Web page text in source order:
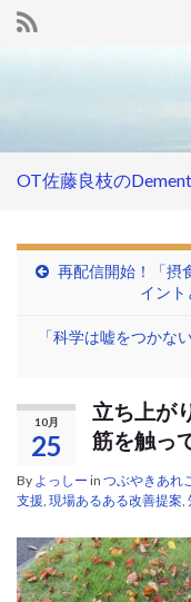
OT佐藤良枝の
再配信開始！「摂
イント
「科学は嘘をつかな
10月
25
立ち上が
筋を触っ
By よっしー in つぶやきあれ
支援 現場あるある改善提案